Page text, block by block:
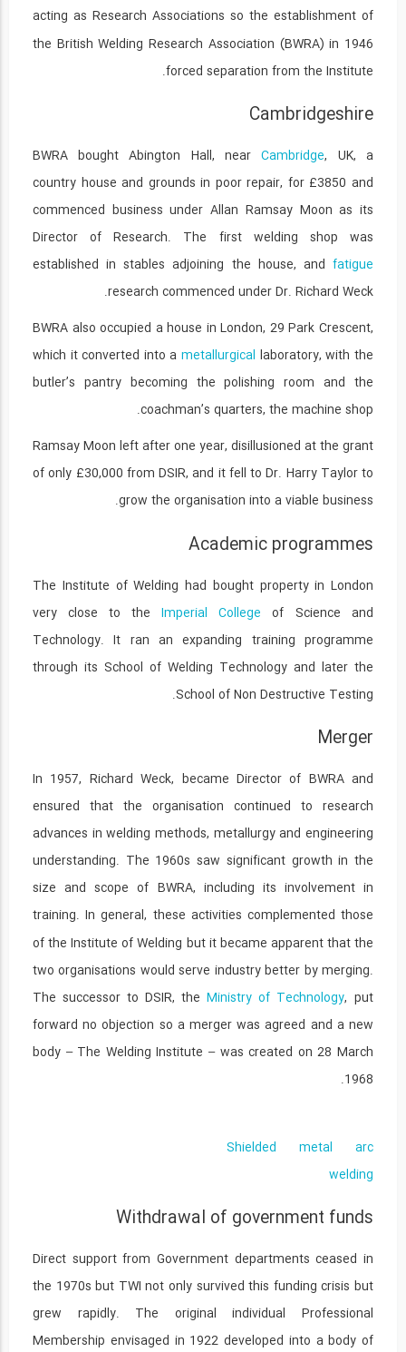
acting as Research Associations so the establishment of
the British Welding Research Association (BWRA) in 1946
forced separation from the Institute.
Cambridgeshire
BWRA bought Abington Hall, near Cambridge, UK, a
country house and grounds in poor repair, for £3850 and
commenced business under Allan Ramsay Moon as its
Director of Research. The first welding shop was
established in stables adjoining the house, and fatigue
research commenced under Dr. Richard Weck.
BWRA also occupied a house in London, 29 Park Crescent,
which it converted into a metallurgical laboratory, with the
butler’s pantry becoming the polishing room and the
coachman’s quarters, the machine shop.
Ramsay Moon left after one year, disillusioned at the grant
of only £30,000 from DSIR, and it fell to Dr. Harry Taylor to
grow the organisation into a viable business.
Academic programmes
The Institute of Welding had bought property in London
very close to the Imperial College of Science and
Technology. It ran an expanding training programme
through its School of Welding Technology and later the
School of Non Destructive Testing.
Merger
In 1957, Richard Weck, became Director of BWRA and
ensured that the organisation continued to research
advances in welding methods, metallurgy and engineering
understanding. The 1960s saw significant growth in the
size and scope of BWRA, including its involvement in
training. In general, these activities complemented those
of the Institute of Welding but it became apparent that the
two organisations would serve industry better by merging.
The successor to DSIR, the Ministry of Technology, put
forward no objection so a merger was agreed and a new
body – The Welding Institute – was created on 28 March
1968.
Shielded metal arc
welding
Withdrawal of government funds
Direct support from Government departments ceased in
the 1970s but TWI not only survived this funding crisis but
grew rapidly. The original individual Professional
Membership envisaged in 1922 developed into a body of